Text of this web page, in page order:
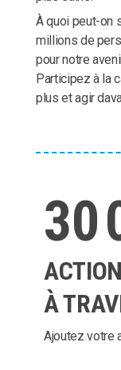
À quoi peut-on
millions de
pour notre
Participez à la
plus et agir
30
À
Ajoutez votre